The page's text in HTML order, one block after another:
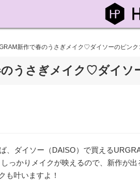
新作で春のうさぎメイク♡ダイソーのピンク
うさぎメイク♡ダイソ
、ダイソー（DAISO）で買える
しっかりメイクが映えるので、新作
も叶いますよ！